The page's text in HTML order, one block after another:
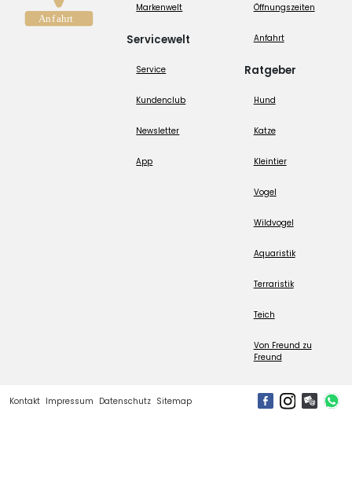
Markenwelt
Servicewelt
Service
Kundenclub
Newsletter
App
Öffnungszeiten
Anfahrt
Ratgeber
Hund
Katze
Kleintier
Vogel
Wildvogel
Aquaristik
Terraristik
Teich
Von Freund zu
Freund
Kontakt Impressum Datenschutz Sitemap